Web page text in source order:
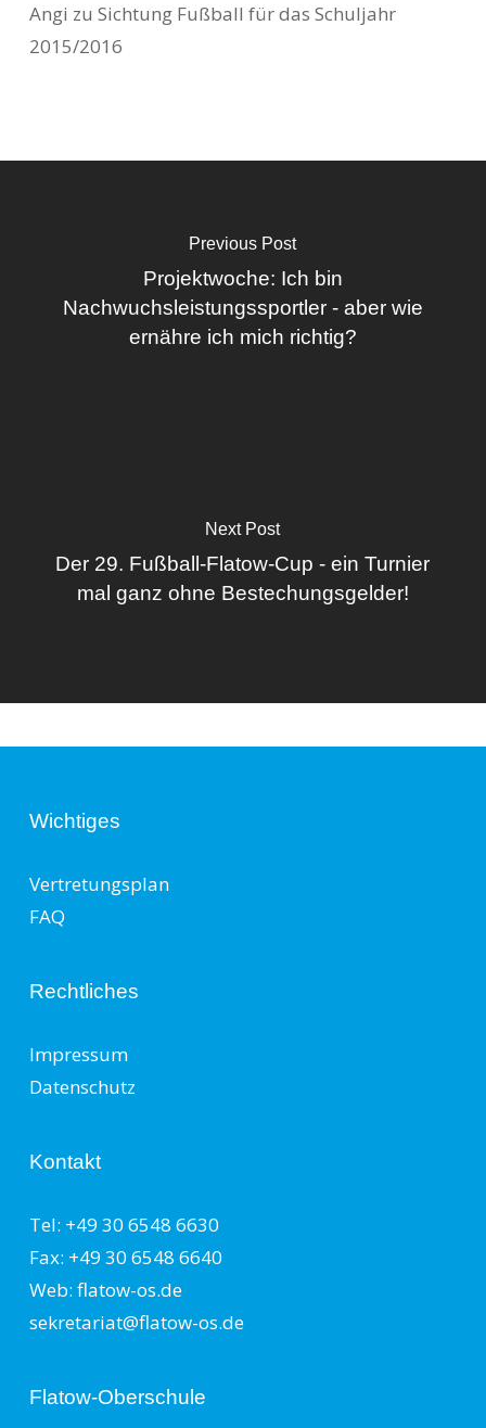
Angi zu Sichtung Fußball für das Schuljahr
2015/2016
Previous Post
Projektwoche: Ich bin
Nachwuchsleistungssportler - aber wie
ernähre ich mich richtig?
Next Post
Der 29. Fußball-Flatow-Cup - ein Turnier
mal ganz ohne Bestechungsgelder!
Wichtiges
Vertretungsplan
FAQ
Rechtliches
Impressum
Datenschutz
Kontakt
Tel: +49 30 6548 6630
Fax: +49 30 6548 6640
Web: flatow-os.de
sekretariat@flatow-os.de
Flatow-Oberschule